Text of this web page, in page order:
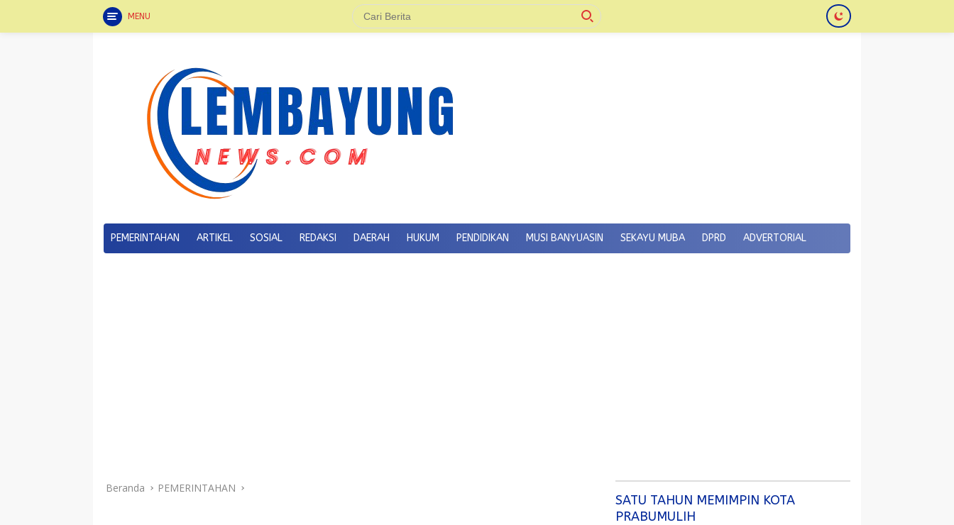
MENU
PEMERINTAHAN ARTIKEL SOSIAL REDAKSI DAERAH HUKUM PENDIDIKAN MUSI BANYUASIN SEKAYU MUBA DPRD ADVERTORIAL
Beranda PEMERINTAHAN
SATU TAHUN MEMIMPIN KOTA
PRABUMULIH